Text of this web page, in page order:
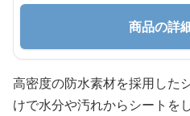
商品の詳
高密度の防水素材を採用した
けで水分や汚れからシートを